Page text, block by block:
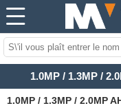
1.0MP / 1.3MP /
1.0MP / 1.3MP / 2.0MP